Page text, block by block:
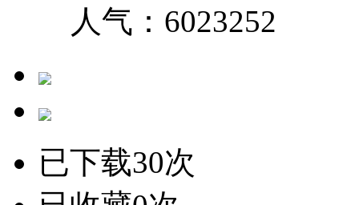
人气： 6023252
已下载30次